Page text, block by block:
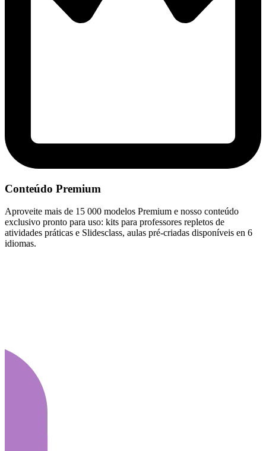
Conteúdo Premium
Aproveite mais de 15 000 modelos Premium e nosso conteúdo
exclusivo pronto para uso: kits para professores repletos de
atividades práticas e Slidesclass, aulas pré-criadas disponíveis en 6
idiomas.